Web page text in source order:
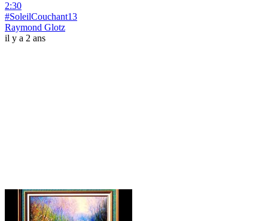
2:30
#SoleilCouchant13
Raymond Glotz
il y a 2 ans